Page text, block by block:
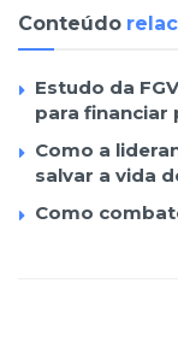
Conteúdo
Estudo da
para financiar
Como a
salvar a vida
Como